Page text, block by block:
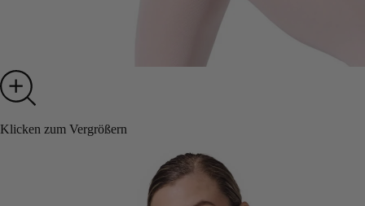
Klicken zum Vergrößern